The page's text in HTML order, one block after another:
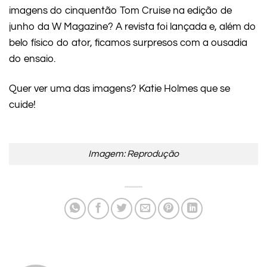
imagens do cinquentão Tom Cruise na edição de
junho da W Magazine? A revista foi lançada e, além do
belo físico do ator, ficamos surpresos com a ousadia
do ensaio.
Quer ver uma das imagens? Katie Holmes que se
cuide!
Imagem: Reprodução